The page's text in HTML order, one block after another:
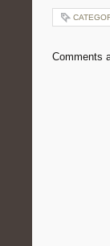
Comments